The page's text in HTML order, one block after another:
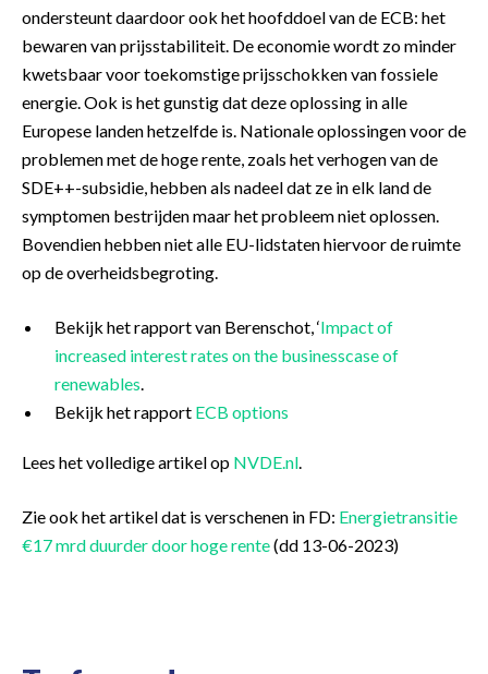
ondersteunt daardoor ook het hoofddoel van de ECB: het
bewaren van prijsstabiliteit. De economie wordt zo minder
kwetsbaar voor toekomstige prijsschokken van fossiele
energie. Ook is het gunstig dat deze oplossing in alle
Europese landen hetzelfde is. Nationale oplossingen voor de
problemen met de hoge rente, zoals het verhogen van de
SDE++-subsidie, hebben als nadeel dat ze in elk land de
symptomen bestrijden maar het probleem niet oplossen.
Bovendien hebben niet alle EU-lidstaten hiervoor de ruimte
op de overheidsbegroting.
Bekijk het rapport van Berenschot, ‘Impact of
increased interest rates on the businesscase of
renewables.
Bekijk het rapport ECB options
Lees het volledige artikel op NVDE.nl.
Zie ook het artikel dat is verschenen in FD: Energietransitie
€17 mrd duurder door hoge rente(dd 13-06-2023)